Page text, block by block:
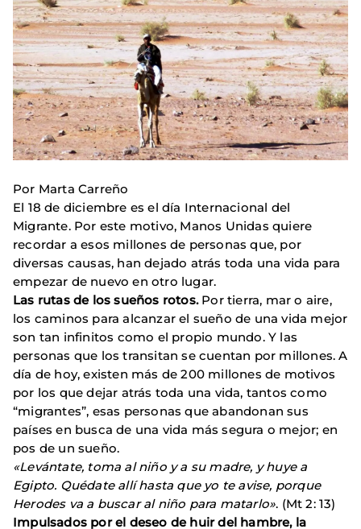
Por Marta Carreño
El 18 de diciembre es el día Internacional del
Migrante. Por este motivo, Manos Unidas quiere
recordar a esos millones de personas que, por
diversas causas, han dejado atrás toda una vida para
empezar de nuevo en otro lugar.
Las rutas de los sueños rotos.Por tierra, mar o aire,
los caminos para alcanzar el sueño de una vida mejor
son tan infinitos como el propio mundo. Y las
personas que los transitan se cuentan por millones. A
día de hoy, existen más de 200 millones de motivos
por los que dejar atrás toda una vida, tantos como
“migrantes”, esas personas que abandonan sus
países en busca de una vida más segura o mejor; en
pos de un sueño.
«Levántate, toma al niño y a su madre, y huye a
Egipto. Quédate allí hasta que yo te avise, porque
Herodes va a buscar al niño para matarlo». (Mt 2: 13)
Impulsados por el deseo de huir del hambre, la